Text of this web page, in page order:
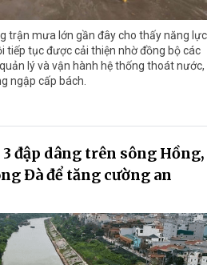
trận mưa lớn gần đây cho thấy năng lực
tiếp tục được cải thiện nhờ đồng bộ các
lý và vận hành hệ thống thoát nước,
ngập cấp bách.
đập dâng trên sông Hồng,
Đà để tăng cường an